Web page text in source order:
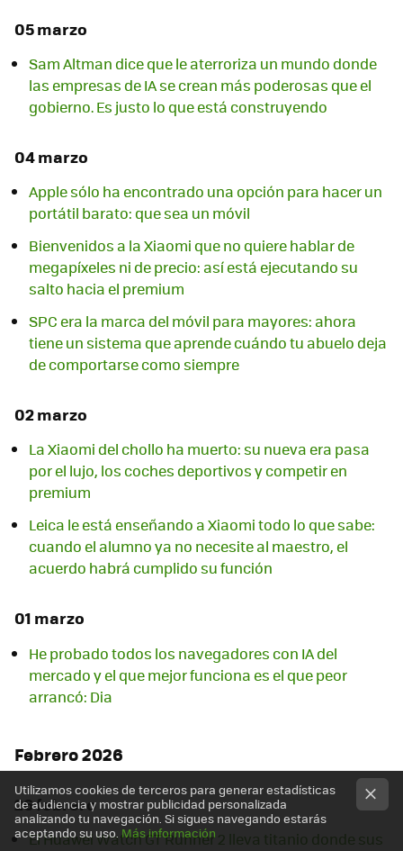
05 marzo
Sam Altman dice que le aterroriza un mundo donde
las empresas de IA se crean más poderosas que el
gobierno. Es justo lo que está construyendo
04 marzo
Apple sólo ha encontrado una opción para hacer un
portátil barato: que sea un móvil
Bienvenidos a la Xiaomi que no quiere hablar de
megapíxeles ni de precio: así está ejecutando su
salto hacia el premium
SPC era la marca del móvil para mayores: ahora
tiene un sistema que aprende cuándo tu abuelo deja
de comportarse como siempre
02 marzo
La Xiaomi del chollo ha muerto: su nueva era pasa
por el lujo, los coches deportivos y competir en
premium
Leica le está enseñando a Xiaomi todo lo que sabe:
cuando el alumno ya no necesite al maestro, el
acuerdo habrá cumplido su función
01 marzo
He probado todos los navegadores con IA del
mercado y el que mejor funciona es el que peor
arrancó: Dia
Febrero 2026
26 febrero
El Huawei Watch GT Runner 2 lleva titanio donde sus
Utilizamos cookies de terceros para generar estadísticas
de audiencia y mostrar publicidad personalizada
analizando tu navegación. Si sigues navegando estarás
aceptando su uso.Más información